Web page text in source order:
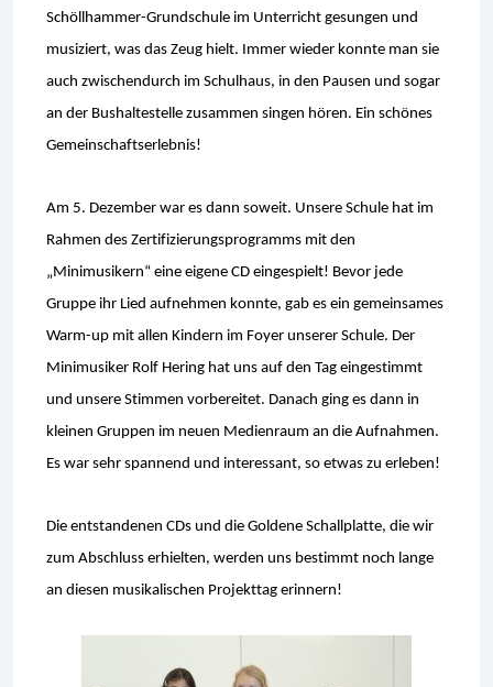
Schöllhammer-Grundschule im Unterricht gesungen und
musiziert, was das Zeug hielt. Immer wieder konnte man sie
auch zwischendurch im Schulhaus, in den Pausen und sogar
an der Bushaltestelle zusammen singen hören. Ein schönes
Gemeinschaftserlebnis!
Am 5. Dezember war es dann soweit. Unsere Schule hat im
Rahmen des Zertifizierungsprogramms mit den
„Minimusikern“ eine eigene CD eingespielt! Bevor jede
Gruppe ihr Lied aufnehmen konnte, gab es ein gemeinsames
Warm-up mit allen Kindern im Foyer unserer Schule. Der
Minimusiker Rolf Hering hat uns auf den Tag eingestimmt
und unsere Stimmen vorbereitet. Danach ging es dann in
kleinen Gruppen im neuen Medienraum an die Aufnahmen.
Es war sehr spannend und interessant, so etwas zu erleben!
Die entstandenen CDs und die Goldene Schallplatte, die wir
zum Abschluss erhielten, werden uns bestimmt noch lange
an diesen musikalischen Projekttag erinnern!